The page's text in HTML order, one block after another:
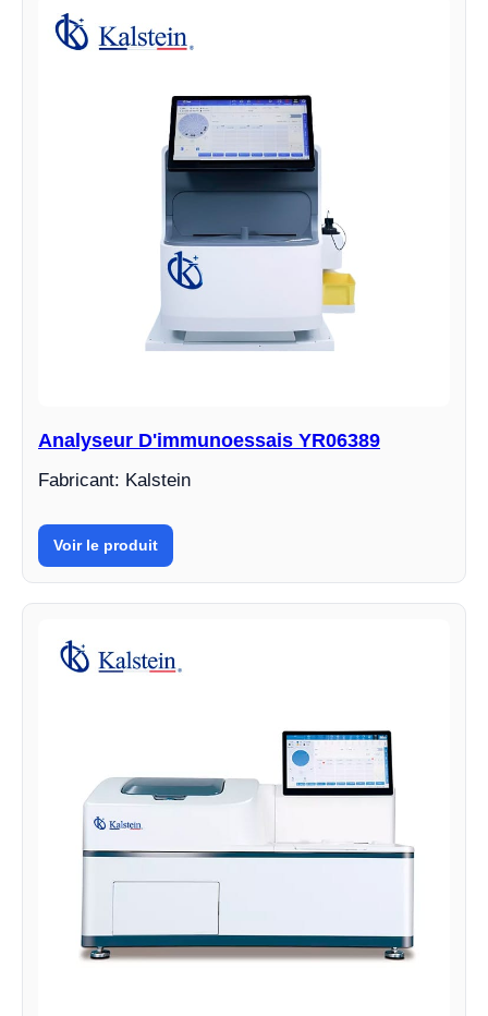
Analyseur D'immunoessais YR06389
Fabricant: Kalstein
Voir le produit